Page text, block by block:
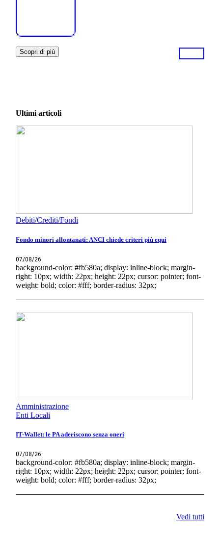
Scopri di più
Ultimi articoli
Debiti/Crediti/Fondi
Fondo minori allontanati: ANCI chiede criteri più equi
07/08/26
background-color: #fb580a; display: inline-block; margin-
right: 10px; width: 22px; height: 22px; cursor: pointer; font-
weight: bold; color: #fff; border-radius: 32px;
Amministrazione
Enti Locali
IT-Wallet: le PA aderiscono senza oneri
07/08/26
background-color: #fb580a; display: inline-block; margin-
right: 10px; width: 22px; height: 22px; cursor: pointer; font-
weight: bold; color: #fff; border-radius: 32px;
Vedi tutti